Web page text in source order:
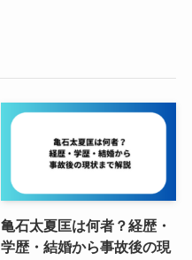
亀石太夏匡は何者？経歴・
学歴・結婚から事故後の現